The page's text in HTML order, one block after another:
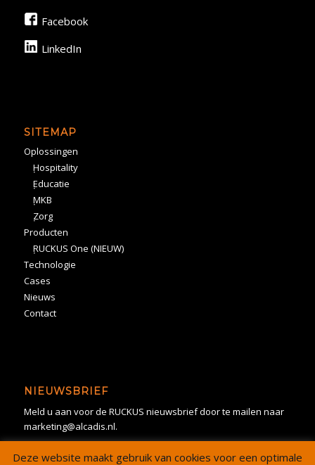
Facebook
LinkedIn
SITEMAP
Oplossingen
Hospitality
Educatie
MKB
Zorg
Producten
RUCKUS One (NIEUW)
Technologie
Cases
Nieuws
Contact
NIEUWSBRIEF
Meld u aan voor de RUCKUS nieuwsbrief door te mailen naar
marketing@alcadis.nl.
Deze website maakt gebruik van cookies voor een optimale